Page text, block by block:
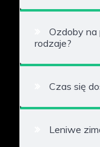
Ozdoby na
rodzaje?
Czas się
Leniwe